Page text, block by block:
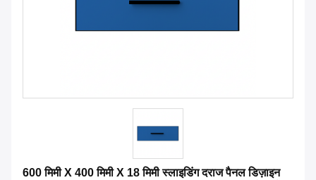
600 मिमी X 400 मिमी X 18 मिमी स्लाइडिंग दराज पैनल डिज़ाइन